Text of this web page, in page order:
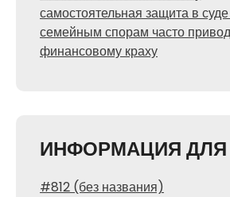
самостоятельная защита в
семейным спорам часто
финансовому краху
ИНФОРМАЦИЯ ДЛЯ
#812 (без названия)